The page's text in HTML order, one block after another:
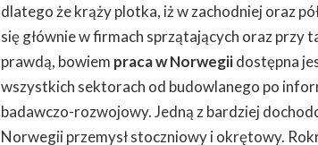
dlatego że krąży plotka, iż w zachodniej oraz
się głównie w firmach sprzątających oraz przy
prawdą, bowiem praca w Norwegiidostępna
wszystkich sektorach od budowlanego po
badawczo-rozwojowy. Jedną z bardziej
Norwegii przemysł stoczniowy i okrętowy.